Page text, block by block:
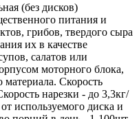
(без дисков)
питания и
грибов, твердого сыра
их в качестве
салатов или
моторного блока,
Скорость
нарезки - до 3,3кг/
используемого диска и